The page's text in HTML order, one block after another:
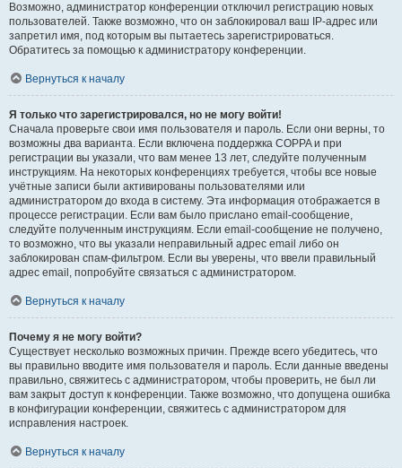
Возможно, администратор конференции отключил регистрацию новых
пользователей. Также возможно, что он заблокировал ваш IP-адрес или
запретил имя, под которым вы пытаетесь зарегистрироваться.
Обратитесь за помощью к администратору конференции.
Вернуться к началу
Я только что зарегистрировался, но не могу войти!
Сначала проверьте свои имя пользователя и пароль. Если они верны, то
возможны два варианта. Если включена поддержка COPPA и при
регистрации вы указали, что вам менее 13 лет, следуйте полученным
инструкциям. На некоторых конференциях требуется, чтобы все новые
учётные записи были активированы пользователями или
администратором до входа в систему. Эта информация отображается в
процессе регистрации. Если вам было прислано email-сообщение,
следуйте полученным инструкциям. Если email-сообщение не получено,
то возможно, что вы указали неправильный адрес email либо он
заблокирован спам-фильтром. Если вы уверены, что ввели правильный
адрес email, попробуйте связаться с администратором.
Вернуться к началу
Почему я не могу войти?
Существует несколько возможных причин. Прежде всего убедитесь, что
вы правильно вводите имя пользователя и пароль. Если данные введены
правильно, свяжитесь с администратором, чтобы проверить, не был ли
вам закрыт доступ к конференции. Также возможно, что допущена ошибка
в конфигурации конференции, свяжитесь с администратором для
исправления настроек.
Вернуться к началу